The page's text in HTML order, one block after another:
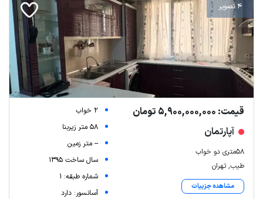
4 تصویر
قیمت: 5,900,000,000 تومان
آپارتمان
۵۸متری دو خواب
طیب, تهران
مشاهده جزییات
2 خواب
58 متر زیربنا
-- متر زمین
سال ساخت 1395
شماره طبقه: 1
آسانسور: دارد